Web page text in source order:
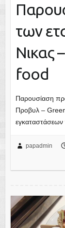
των
Νικας
food
Παρουσίαση
Προβυλ –
εγκαταστάσεων
papadmin